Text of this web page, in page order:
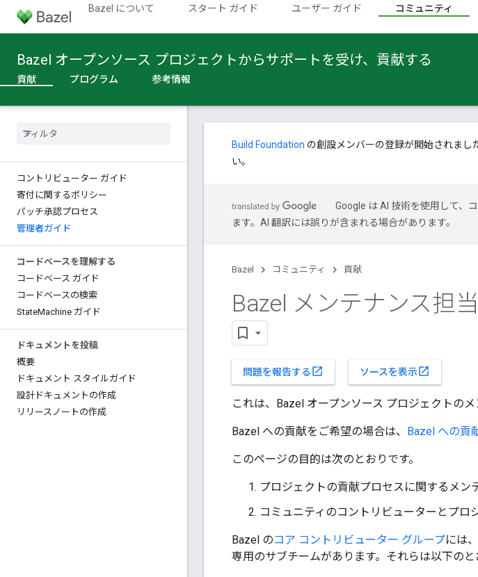
Bazel について スタート ガイド ユーザー ガイド コミュニティ
Bazel オープンソース プロジェクトからサポートを受け、貢献する
貢献 プログラム 参考情報
コントリビューター ガイド
寄付に関するポリシー
パッチ承認プロセス
管理者ガイド
コードベースを理解する
コードベース ガイド
コードベースの検索
StateMachine ガイド
ドキュメントを投稿
概要
ドキュメント スタイルガイド
設計ドキュメントの作成
リリースノートの作成
Build Foundation の創設メンバーの登録が開始されまし
い。
Google は AI 技術を使用して、
ます。AI 翻訳には誤りが含まれる場合があります。
Bazel コミュニティ 貢献
Bazel メンテナンス担
問題を報告する open_in_new ソースを表示open_in_new
これは、Bazel オープンソース プロジェクトのメ
Bazel への貢献をご希望の場合は、 Bazel への貢
このページの目的は次のとおりです。
プロジェクトの貢献プロセスに関するメン
コミュニティのコントリビューターとプロ
Bazel のコア コントリビューター グループには
専用のサブチームがあります。それらは以下のと